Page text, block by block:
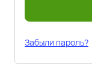
Забыли пароль?